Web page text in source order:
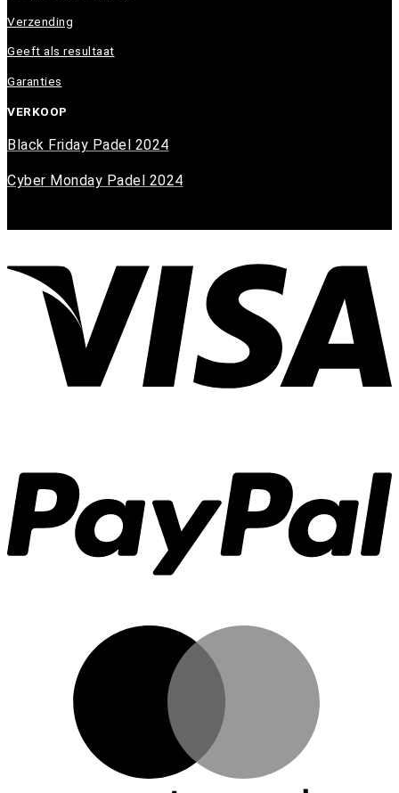
Verzending
Geeft als resultaat
Garanties
VERKOOP
Black Friday Padel 2024
Cyber Monday Padel 2024